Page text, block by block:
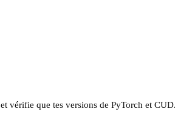
et vérifie que tes versions de PyTorch et